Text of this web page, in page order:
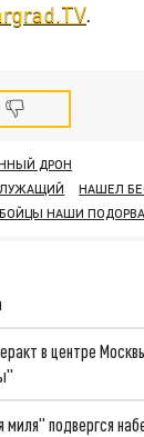
.
ДРОН
НАШЕЛ
БОЙЦЫ НАШИ
в центре
подвергся